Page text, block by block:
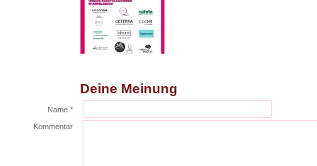
Deine Meinung
Name *
Kommentar